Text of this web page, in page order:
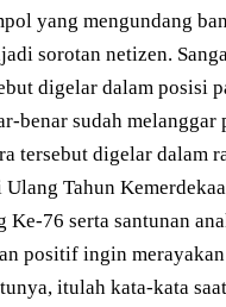
yang mengundang
sorotan netizen.
digelar dalam posisi
benar sudah melanggar
tersebut digelar dalam
Ulang Tahun
Ke-76 serta santunan
positif ingin
itulah kata-kata